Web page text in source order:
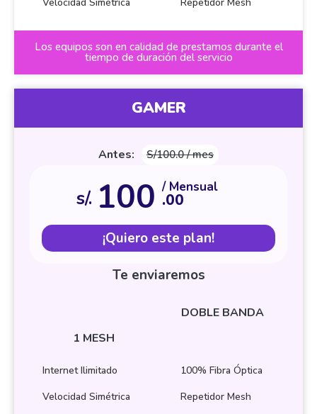
Los equipos son en calidad de prestamos durante el
tiempo de duración del servicio
GAMER
Antes: S/100.0 / mes
s/. 100 / Mensual
.00
¡Quiero este plan!
Te enviaremos
1 MESH
DOBLE BANDA
Internet Ilimitado
Velocidad Simétrica
100% Fibra Óptica
Repetidor Mesh